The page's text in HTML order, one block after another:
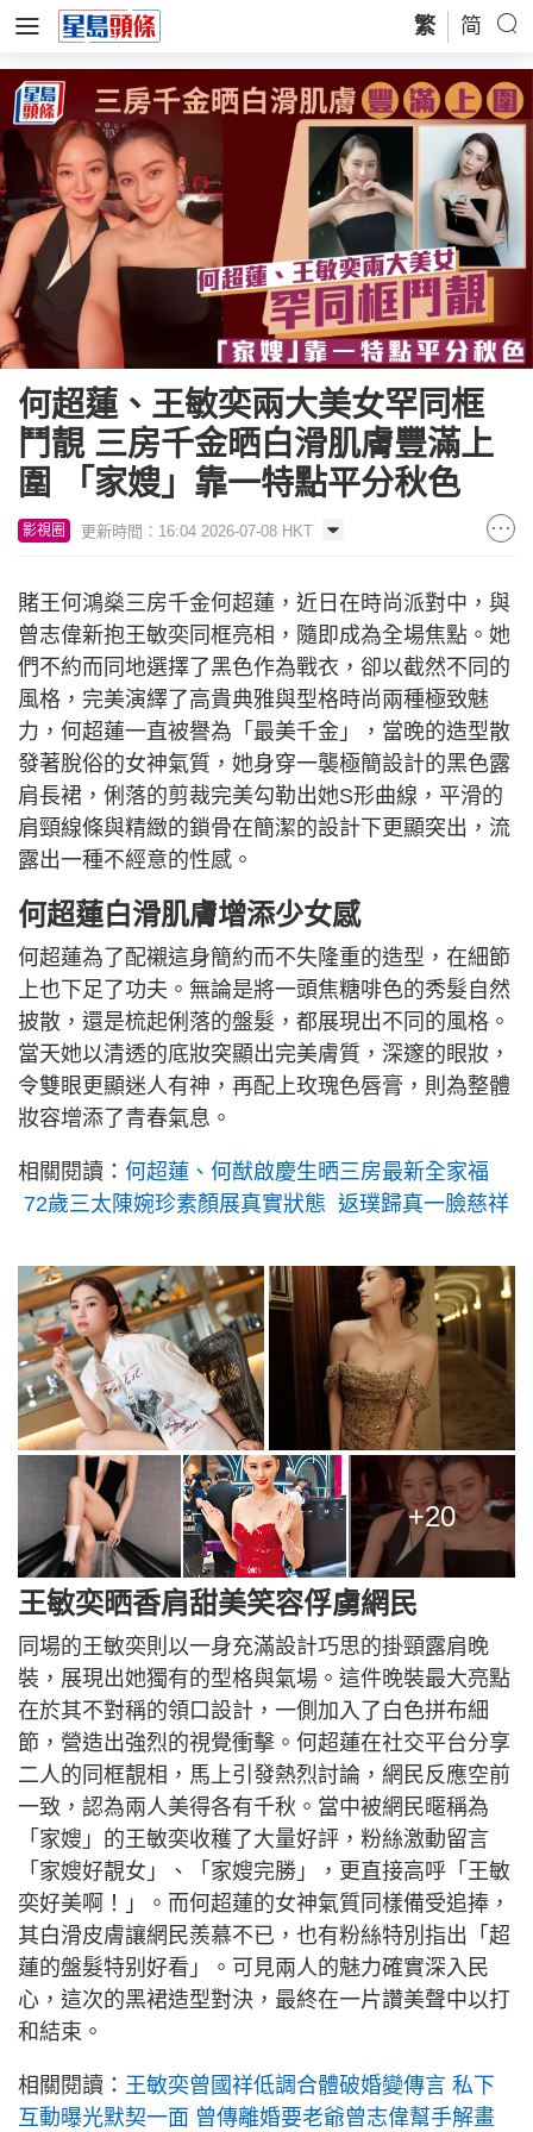
繁 简
何超蓮、王敏奕兩大美女罕同框
鬥靚 三房千金晒白滑肌膚豐滿上
圍 「家嫂」靠一特點平分秋色
影視圈 更新時間：16:04 2026-07-08 HKT
賭王何鴻燊三房千金何超蓮，近日在時尚派對中，與
曾志偉新抱王敏奕同框亮相，隨即成為全場焦點。她
們不約而同地選擇了黑色作為戰衣，卻以截然不同的
風格，完美演繹了高貴典雅與型格時尚兩種極致魅
力，何超蓮一直被譽為「最美千金」，當晚的造型散
發著脫俗的女神氣質，她身穿一襲極簡設計的黑色露
肩長裙，俐落的剪裁完美勾勒出她S形曲線，平滑的
肩頸線條與精緻的鎖骨在簡潔的設計下更顯突出，流
露出一種不經意的性感。
何超蓮白滑肌膚增添少女感
何超蓮為了配襯這身簡約而不失隆重的造型，在細節
上也下足了功夫。無論是將一頭焦糖啡色的秀髮自然
披散，還是梳起俐落的盤髮，都展現出不同的風格。
當天她以清透的底妝突顯出完美膚質，深邃的眼妝，
令雙眼更顯迷人有神，再配上玫瑰色唇膏，則為整體
妝容增添了青春氣息。
相關閱讀： 何超蓮、何猷啟慶生晒三房最新全家福
72歲三太陳婉珍素顏展真實狀態 返璞歸真一臉慈祥
+20
王敏奕晒香肩甜美笑容俘虜網民
同場的王敏奕則以一身充滿設計巧思的掛頸露肩晚
裝，展現出她獨有的型格與氣場。這件晚裝最大亮點
在於其不對稱的領口設計，一側加入了白色拼布細
節，營造出強烈的視覺衝擊。何超蓮在社交平台分享
二人的同框靚相，馬上引發熱烈討論，網民反應空前
一致，認為兩人美得各有千秋。當中被網民暱稱為
「家嫂」的王敏奕收穫了大量好評，粉絲激動留言
「家嫂好靚女」、「家嫂完勝」，更直接高呼「王敏
奕好美啊！」。而何超蓮的女神氣質同樣備受追捧，
其白滑皮膚讓網民羨慕不已，也有粉絲特別指出「超
蓮的盤髮特别好看」。可見兩人的魅力確實深入民
心，這次的黑裙造型對決，最終在一片讚美聲中以打
和結束。
相關閱讀： 王敏奕曾國祥低調合體破婚變傳言 私下
互動曝光默契一面 曾傳離婚要老爺曾志偉幫手解畫